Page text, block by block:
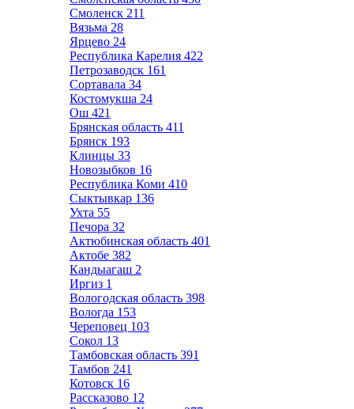
Смоленск 211
Вязьма 28
Ярцево 24
Республика Карелия 422
Петрозаводск 161
Сортавала 34
Костомукша 24
Ош 421
Брянская область 411
Брянск 193
Клинцы 33
Новозыбков 16
Республика Коми 410
Сыктывкар 136
Ухта 55
Печора 32
Актюбинская область 401
Актобе 382
Кандыагаш 2
Иргиз 1
Вологодская область 398
Вологда 153
Череповец 103
Сокол 13
Тамбовская область 391
Тамбов 241
Котовск 16
Рассказово 12